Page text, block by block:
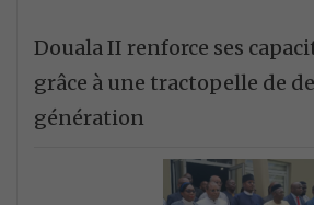
Douala II renforce ses
grâce à une tractopelle de
génération